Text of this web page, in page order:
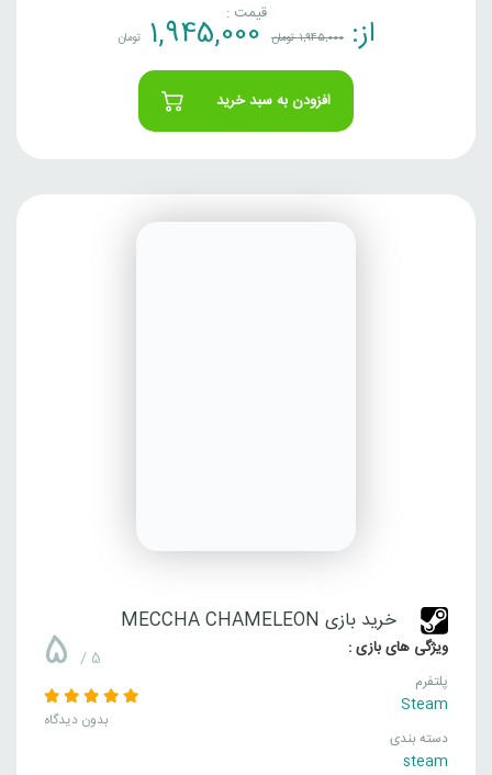
قیمت : از: 1,945,000تومان 1,945,000 تومان
افزودن به سبد خرید
خرید بازی MECCHA CHAMELEON
ویژگی های بازی :
پلتفرم
Steam
دسته بندی
steam
5 / 5
بدون دیدگاه